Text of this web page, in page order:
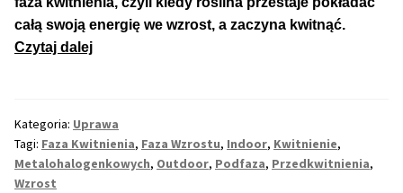
Inne Akcesoria
Blog
GRATIS
całą swoją energię we wzrost, a zaczyna kwitnąć.
Czytaj dalejCała
Wzrostu
i
Kategoria: Uprawa
Tagi: Faza Kwitnienia, Faza Wzrostu, Indoor, Kwitnienie,
Metalohalogenkowych, Outdoor, Podfaza, Przedkwitnienia,
Wzrost